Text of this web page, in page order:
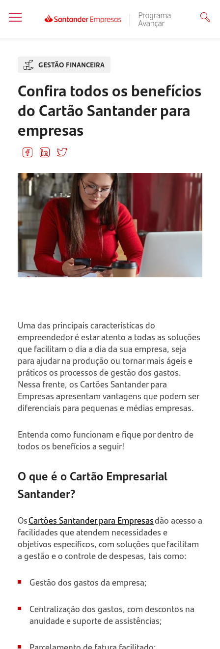
GESTÃO FINANCEIRA
Confira todos os benefícios
do Cartão Santander para
empresas
Uma das principais características do
empreendedor é estar atento a todas as soluções
que facilitam o dia a dia da sua empresa, seja
para ajudar na produção ou tornar mais ágeis e
práticos os processos de gestão dos gastos.
Nessa frente, os Cartões Santander para
Empresas apresentam vantagens que podem ser
diferenciais para pequenas e médias empresas.
Entenda como funcionam e fique por dentro de
todos os benefícios a seguir!
O que é o Cartão Empresarial
Santander?
OsCartões Santander para Empresasdão acesso a
facilidades que atendem necessidades e
objetivos específicos, com soluções que facilitam
a gestão e o controle de despesas, tais como:
Gestão dos gastos da empresa;
Centralização dos gastos, com descontos na
anuidade e suporte de assistências;